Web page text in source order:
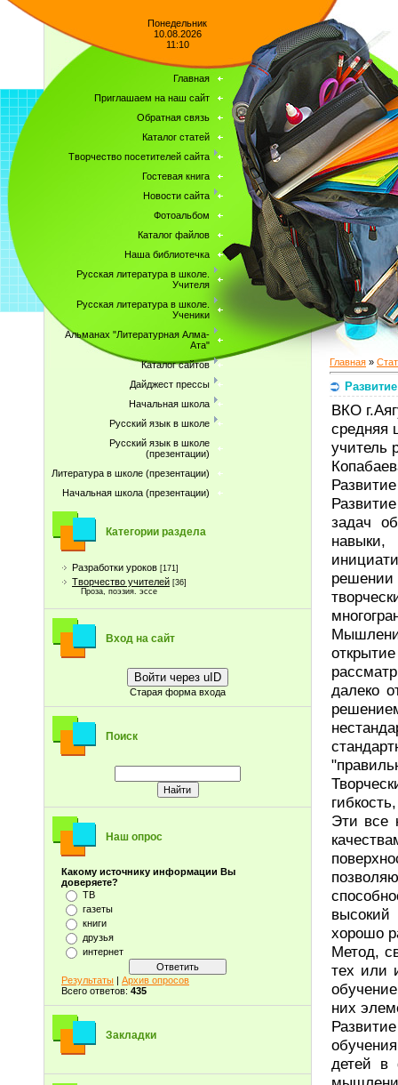
Понедельник
10.08.2026
11:10
Главная
Приглашаем на наш сайт
Обратная связь
Каталог статей
Творчество посетителей сайта
Гостевая книга
Новости сайта
Фотоальбом
Каталог файлов
Наша библиотечка
Русская литература в школе.
Учителя
Русская литература в школе.
Ученики
Альманах "Литературная Алма-
Ата"
Каталог сайтов
Дайджест прессы
Начальная школа
Русский язык в школе
Русский язык в школе
(презентации)
Литература в школе (презентации)
Начальная школа (презентации)
Категории раздела
Разработки уроков [171]
Творчество учителей [36]
Проза, поэзия. эссе
Вход на сайт
Войти через uID
Старая форма входа
Поиск
Наш опрос
Какому источнику информации Вы
доверяете?
ТВ
газеты
книги
друзья
интернет
Результаты | Архив опросов
Всего ответов: 435
Закладки
Главная »
ВКО
средняя
учитель
задач
навыки,
далеко
Эти все
высокий
хорошо
Метод,
тех или
них
детей в